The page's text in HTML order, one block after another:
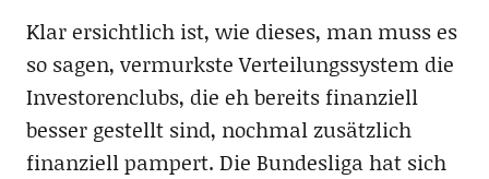
Klar ersichtlich ist, wie dieses, man muss es
so sagen, vermurkste Verteilungssystem die
Investorenclubs, die eh bereits finanziell
besser gestellt sind, nochmal zusätzlich
finanziell pampert. Die Bundesliga hat sich